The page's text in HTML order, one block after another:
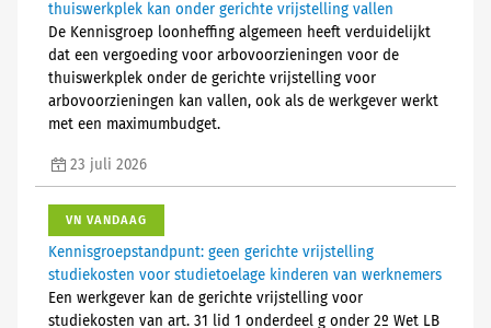
thuiswerkplek kan onder gerichte vrijstelling vallen
De Kennisgroep loonheffing algemeen heeft verduidelijkt
dat een vergoeding voor arbovoorzieningen voor de
thuiswerkplek onder de gerichte vrijstelling voor
arbovoorzieningen kan vallen, ook als de werkgever werkt
met een maximumbudget.
23 juli 2026
VN VANDAAG
Kennisgroepstandpunt: geen gerichte vrijstelling
studiekosten voor studietoelage kinderen van werknemers
Een werkgever kan de gerichte vrijstelling voor
studiekosten van art. 31 lid 1 onderdeel g onder 2º Wet LB